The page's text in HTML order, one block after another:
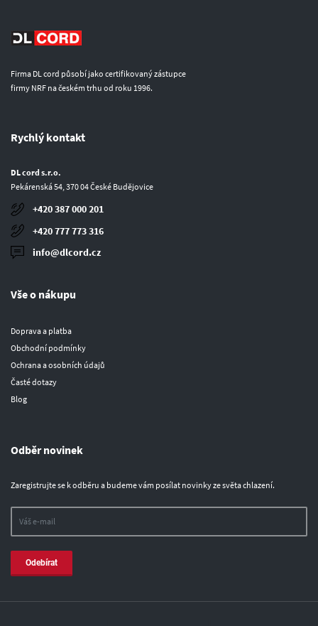
Firma DL cord působí jako certifikovaný zástupce
firmy NRF na českém trhu od roku 1996.
Rychlý kontakt
DL cord s.r.o.
Pekárenská 54, 370 04 České Budějovice
+420 387 000 201
+420 777 773 316
info@dlcord.cz
Vše o nákupu
Doprava a platba
Obchodní podmínky
Ochrana a osobních údajů
Časté dotazy
Blog
Odběr novinek
Zaregistrujte se k odběru a budeme vám posílat novinky ze světa chlazení.
Odebírat